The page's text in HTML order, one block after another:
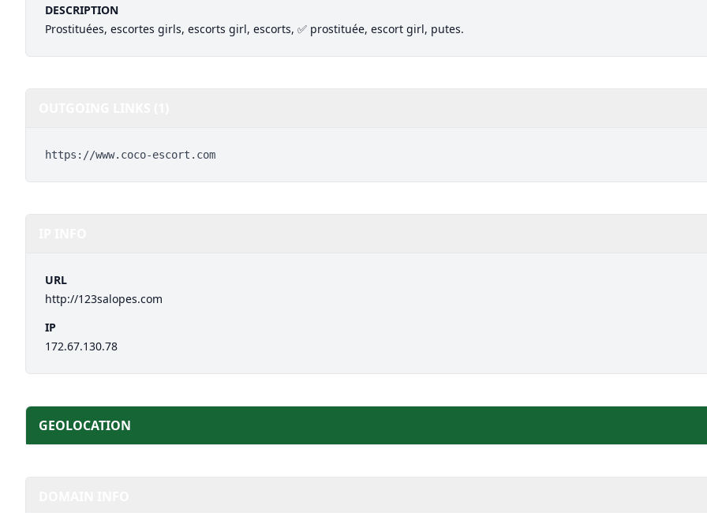
DESCRIPTION
Prostituées, escortes girls, escorts girl, escorts, ✅ prostituée, escort girl, putes.
https://www.coco-escort.com
URL
http://123salopes.com
IP
172.67.130.78
GEOLOCATION